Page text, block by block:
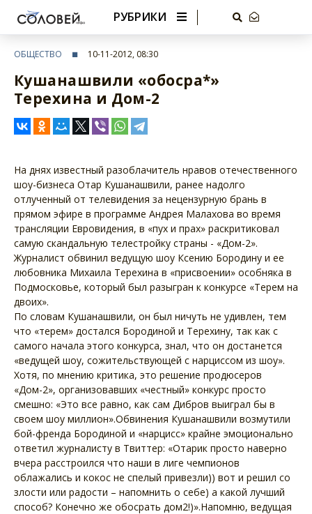
РУБРИКИ
ОБЩЕСТВО 10-11-2012, 08:30
Кушанашвили «обосра*»
Терехина и Дом-2
На днях известный разоблачитель нравов отечественного
шоу-бизнеса Отар Кушанашвили, ранее надолго
отлученный от телевидения за нецензурную брань в
прямом эфире в программе Андрея Малахова во время
трансляции Евровидения, в «пух и прах» раскритиковал
самую скандальную телестройку страны - «Дом-2».
Журналист обвинил ведущую шоу Ксению Бородину и ее
любовника Михаила Терехина в «присвоении» особняка в
Подмосковье, который был разыгран к конкурсе «Терем на
двоих».
По словам Кушанашвили, он был ничуть не удивлен, тем
что «терем» достался Бородиной и Терехину, так как с
самого начала этого конкурса, знал, что он достанется
«ведущей шоу, сожительствующей с нарциссом из шоу».
Хотя, по мнению критика, это решение продюсеров
«Дом-2», организовавших «честный» конкурс просто
смешно: «Это все равно, как сам Дибров выиграл бы в
своем шоу миллион».Обвинения Кушанашвили возмутили
бой-френда Бородиной и «нарцисс» крайне эмоционально
ответил журналисту в Твиттер: «Отарик просто наверно
вчера расстроился что наши в лиге чемпионов
облажались и кокос не спелый привезли)) вот и решил со
злости или радости – напомнить о себе) а какой лучший
способ? Конечно же обосрать дом2!)».Напомню, ведущая